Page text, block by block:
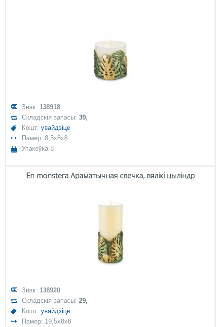
Знак: 138918
Складскія запасы:39,
Кошт:увайдзіце
Памер: 8,5x8x8
Упакоўка 8
En monstera Араматычная свечка, вялікі цыліндр
Знак: 138920
Складскія запасы:29,
Кошт:увайдзіце
Памер: 19,5x8x8